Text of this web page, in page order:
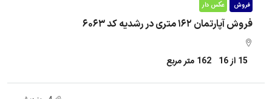
فروش عکس دار
فروش آپارتمان ۱۶۲ متری در رشدیه کد ۶۰۶۳
15 از 16 162 متر مربع